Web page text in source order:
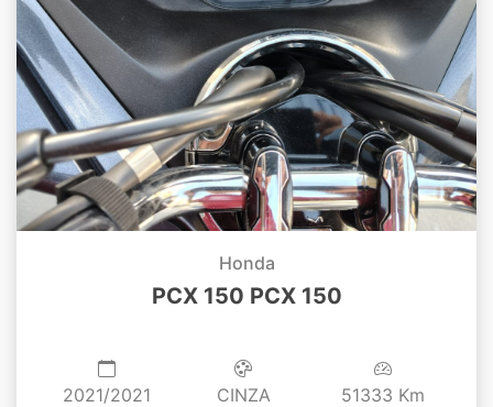
Honda
PCX 150 PCX 150
2021/2021 CINZA 51333 Km